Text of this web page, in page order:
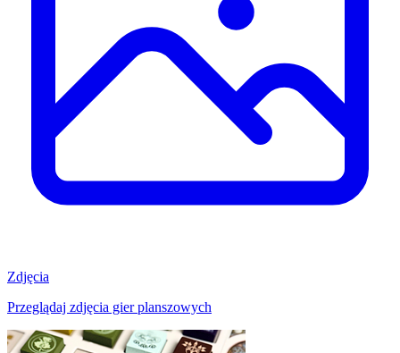
Zdjęcia
Przeglądaj zdjęcia gier planszowych